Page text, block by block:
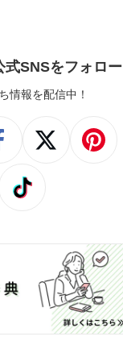
式SNSをフォロー
情報を配信中！